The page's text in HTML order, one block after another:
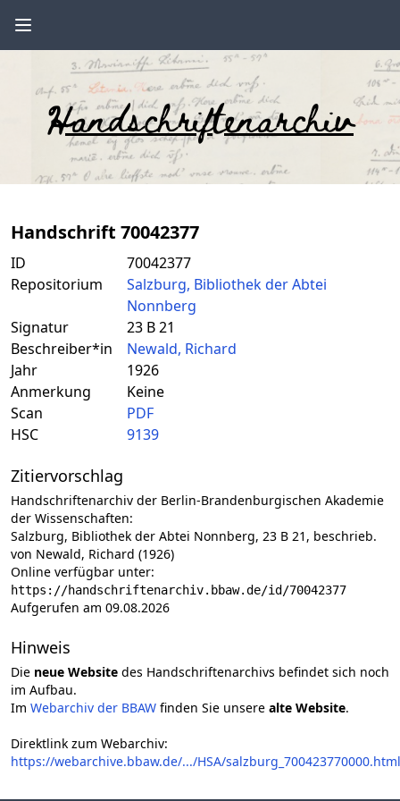
Handschriftenarchiv
Handschrift 70042377
ID
70042377
Repositorium
Salzburg, Bibliothek der Abtei
Nonnberg
Signatur
23 B 21
Beschreiber*in
Newald, Richard
Jahr
1926
Anmerkung
Keine
Scan
PDF
HSC
9139
Zitiervorschlag
Handschriftenarchiv der Berlin-Brandenburgischen Akademie
der Wissenschaften:
Salzburg, Bibliothek der Abtei Nonnberg, 23 B 21, beschrieb.
von Newald, Richard (1926)
Online verfügbar unter:
https://handschriftenarchiv.bbaw.de/id/70042377
Aufgerufen am 09.08.2026
Hinweis
Die neue Website des Handschriftenarchivs befindet sich noch
im Aufbau.
Im Webarchiv der BBAW finden Sie unsere alte Website.
Direktlink zum Webarchiv:
https://webarchive.bbaw.de/.../HSA/salzburg_700423770000.html